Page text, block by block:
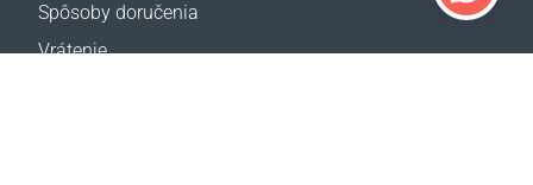
Spôsoby doručenia
Vrátenie